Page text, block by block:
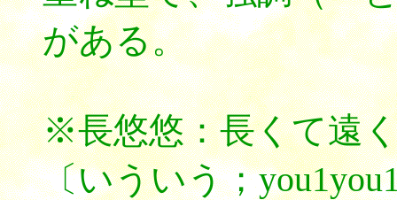
がある。
※長悠悠：長くて遠
〔いういう；